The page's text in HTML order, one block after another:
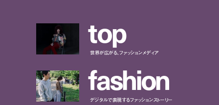
top
世界が広がる、ファッションメディア
fashion
デジタルで表現するファッションストーリー